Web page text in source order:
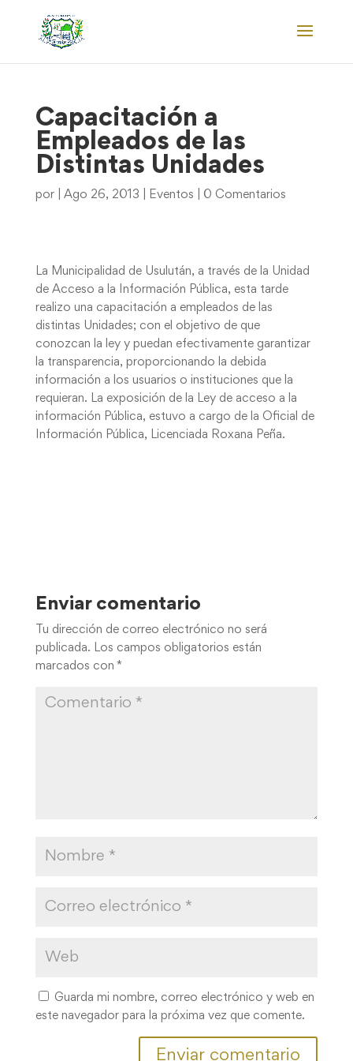
Capacitación a
Empleados de las
Distintas Unidades
por Ago 26, 2013 Eventos 0 Comentarios
La Municipalidad de Usulután, a través de la Unidad
de Acceso a la Información Pública, esta tarde
realizo una capacitación a empleados de las
distintas Unidades; con el objetivo de que
conozcan la ley y puedan efectivamente garantizar
la transparencia, proporcionando la debida
información a los usuarios o instituciones que la
requieran. La exposición de la Ley de acceso a la
información Pública, estuvo a cargo de la Oficial de
Información Pública, Licenciada Roxana Peña.
Enviar comentario
Tu dirección de correo electrónico no será
publicada.
Los campos obligatorios están
marcados con *
Guarda mi nombre, correo electrónico y web en
este navegador para la próxima vez que comente.